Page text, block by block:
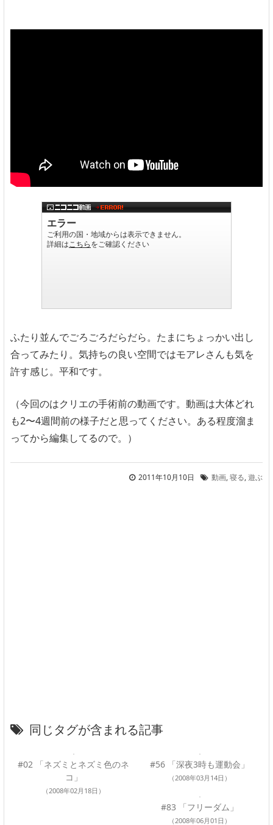
ふたり並んでごろごろだらだら。たまにちょっかい出し
合ってみたり。気持ちの良い空間ではモアレさんも気を
許す感じ。平和です。
（今回のはクリエの手術前の動画です。動画は大体どれ
も2〜4週間前の様子だと思ってください。ある程度溜ま
ってから編集してるので。）
2011年10月10日 動画,寝る,遊ぶ
同じタグが含まれる記事
#02 「ネズミとネズミ色のネ
コ」
（2008年02月18日）
#56 「深夜3時も運動会」
（2008年03月14日）
#83 「フリーダム」
（2008年06月01日）